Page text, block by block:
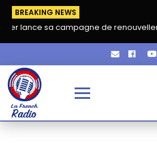
BREAKING NEWS
campagne de renouvellement